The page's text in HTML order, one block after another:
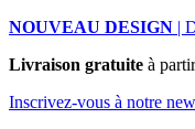
NOUVEAU DESIGN |
Livraison gratuite à
Inscrivez-vous à notre